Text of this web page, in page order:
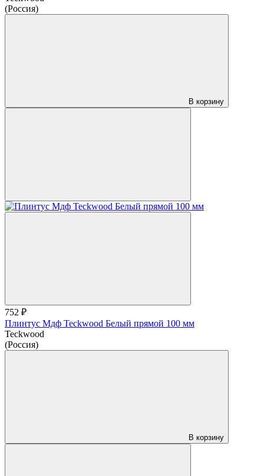
(Россия)
В корзину
752 ₽
Плинтус Мдф Teckwood Белый прямой 100 мм
Teckwood
(Россия)
В корзину